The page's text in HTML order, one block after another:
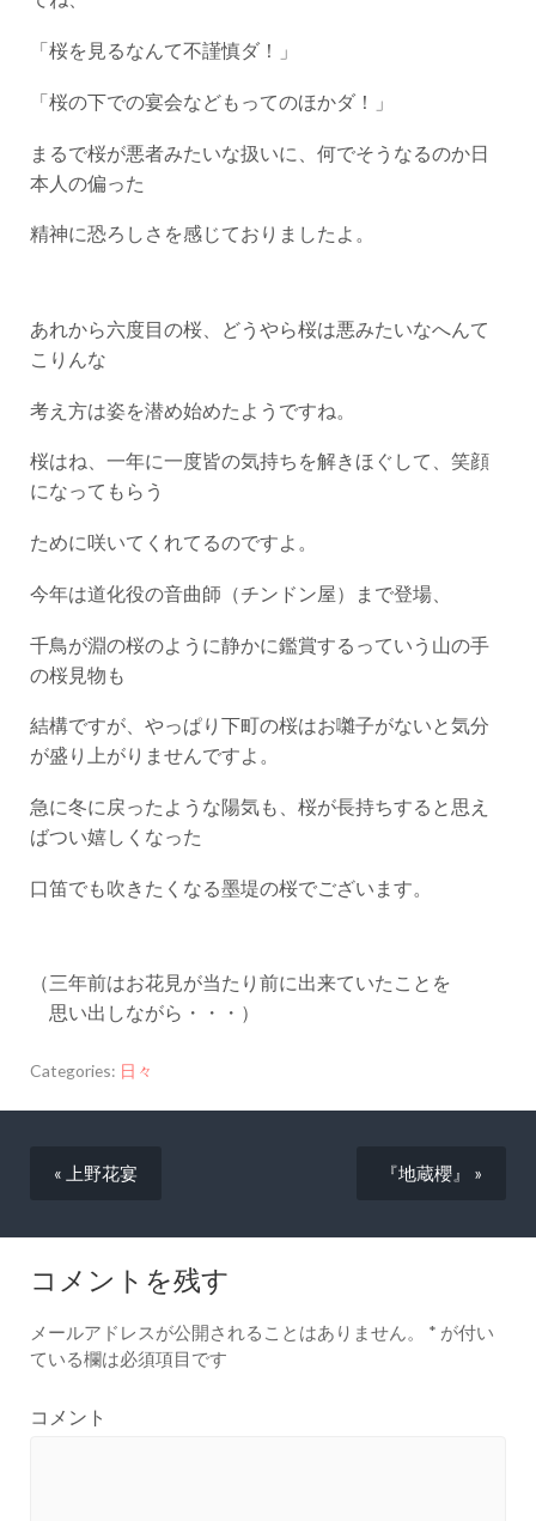
「桜を見るなんて不謹慎ダ！」
「桜の下での宴会などもってのほかダ！」
まるで桜が悪者みたいな扱いに、何でそうなるのか日
本人の偏った
精神に恐ろしさを感じておりましたよ。
あれから六度目の桜、どうやら桜は悪みたいなへんて
こりんな
考え方は姿を潜め始めたようですね。
桜はね、一年に一度皆の気持ちを解きほぐして、笑顔
になってもらう
ために咲いてくれてるのですよ。
今年は道化役の音曲師（チンドン屋）まで登場、
千鳥が淵の桜のように静かに鑑賞するっていう山の手
の桜見物も
結構ですが、やっぱり下町の桜はお囃子がないと気分
が盛り上がりませんですよ。
急に冬に戻ったような陽気も、桜が長持ちすると思え
ばつい嬉しくなった
口笛でも吹きたくなる墨堤の桜でございます。
（三年前はお花見が当たり前に出来ていたことを
思い出しながら・・・）
Categories: 日々
『地蔵櫻』 »
« 上野花宴
コメントを残す
メールアドレスが公開されることはありません。 * が付い
ている欄は必須項目です
コメント